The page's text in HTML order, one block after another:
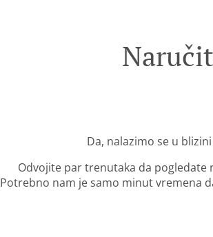
Da, nalazimo se u
Odvojite par trenutaka da pogledate
Potrebno nam je samo minut vremena